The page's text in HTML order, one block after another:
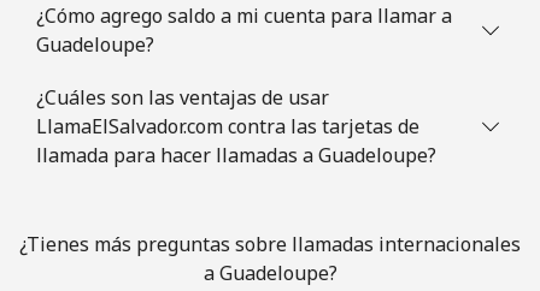
¿Cómo agrego saldo a mi cuenta para llamar a
Guadeloupe?
¿Cuáles son las ventajas de usar
LlamaElSalvador.com contra las tarjetas de
llamada para hacer llamadas a Guadeloupe?
¿Tienes más preguntas sobre llamadas internacionales
a Guadeloupe?